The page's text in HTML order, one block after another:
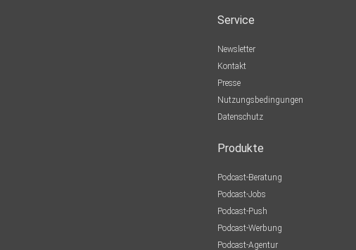
Service
Newsletter
Kontakt
Presse
Nutzungsbedingungen
Datenschutz
Produkte
Podcast-Beratung
Podcast-Jobs
Podcast-Push
Podcast-Werbung
Podcast-Agentur